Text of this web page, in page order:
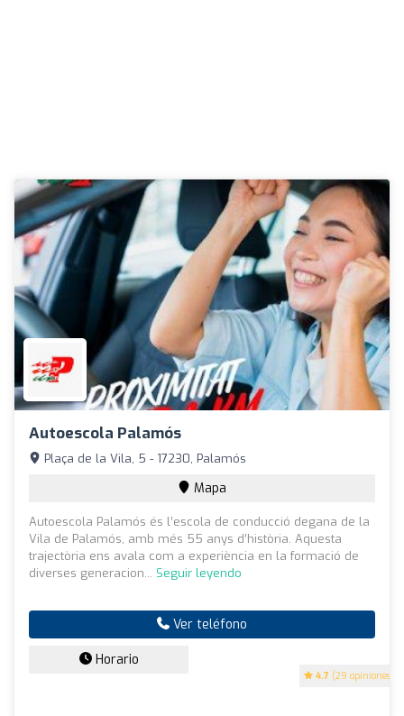
Autoescola Palamós
4.7 (29 opiniones)
Plaça de la Vila, 5 - 17230, Palamós
Mapa
Autoescola Palamós és l’escola de conducció degana de la
Vila de Palamós, amb més 55 anys d’història. Aquesta
trajectòria ens avala com a experiència en la formació de
diverses generacion... Seguir leyendo
Ver teléfono
Horario